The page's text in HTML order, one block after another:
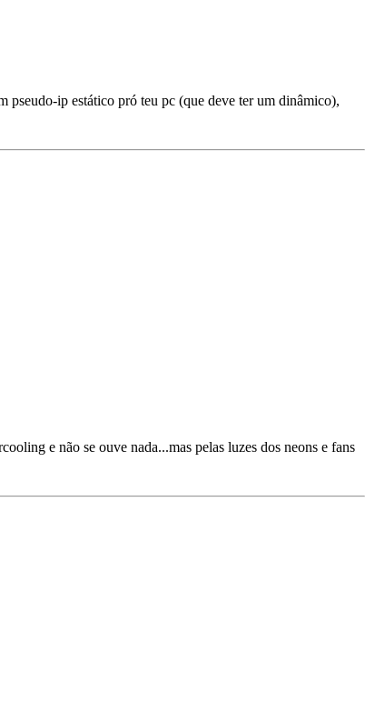
pseudo-ip estático pró teu pc (que deve ter um dinâmico),
e não se ouve nada...mas pelas luzes dos neons e fans